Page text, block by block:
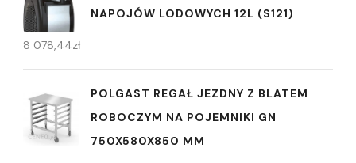
NAPOJÓW LODOWYCH 12L (S121)
8 078,44zł
POLGAST REGAŁ JEZDNY Z BLATEM
ROBOCZYM NA POJEMNIKI GN
750X580X850 MM